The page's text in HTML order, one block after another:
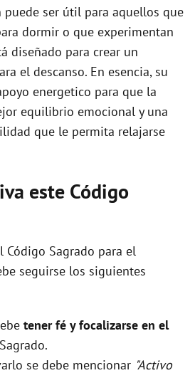
ser útil para aquellos que
dormir o que experimentan
diseñado para crear un
el descanso. En esencia, su
energetico para que la
equilibrio emocional y una
que le permita relajarse
este Código
Código Sagrado para el
seguirse los siguientes
tener fé y focalizarse en el
se debe mencionar "Activo